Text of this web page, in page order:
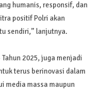
humanis, responsif, dan
positif Polri akan
sendiri,” lanjutnya.
2025, juga menjadi
terus berinovasi dalam
media massa maupun